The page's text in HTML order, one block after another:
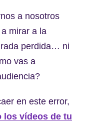
a nosotros
mirar a la
perdida… ni
vas a
en este error,
los vídeos de tu